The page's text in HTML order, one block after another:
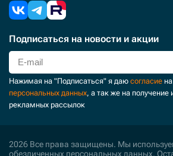
Подписаться на новости и акции
Нажимая на "Подписаться" я даю согласие на
персональных данных, а так же на
рекламных рассылок
2026 Все права защищены. Мы
обезличенных персональных данных.